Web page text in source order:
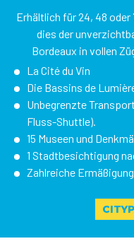
Erhältlich für 24, 48
dies der
Bordeaux in vollen
La Cité du Vin
Die Bassins de
Unbegrenzte
Fluss-Shuttle).
15 Museen und
1 Stadtbesichtigung
Zahlreiche